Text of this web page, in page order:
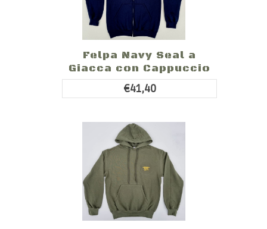
Felpa Navy Seal a
Giacca con Cappuccio
€41,40